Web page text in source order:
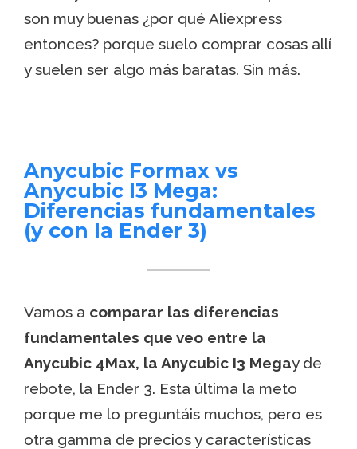
son muy buenas ¿por qué Aliexpress
entonces? porque suelo comprar cosas allí
y suelen ser algo más baratas. Sin más.
Anycubic Formax vs
Anycubic I3 Mega:
Diferencias fundamentales
(y con la Ender 3)
Vamos a comparar las diferencias
fundamentales que veo entre la
Anycubic 4Max, la Anycubic I3 Megay de
rebote, la Ender 3. Esta última la meto
porque me lo preguntáis muchos, pero es
otra gamma de precios y características